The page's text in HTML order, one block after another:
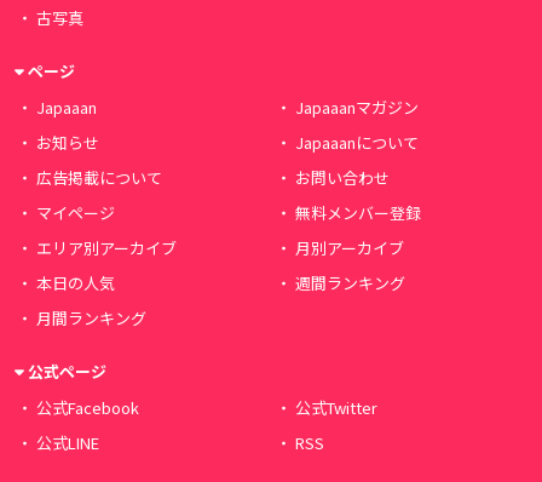
古写真
ページ
Japaaan
Japaaanマガジン
お知らせ
Japaaanについて
広告掲載について
お問い合わせ
マイページ
無料メンバー登録
エリア別アーカイブ
月別アーカイブ
本日の人気
週間ランキング
月間ランキング
公式ページ
公式Facebook
公式Twitter
公式LINE
RSS